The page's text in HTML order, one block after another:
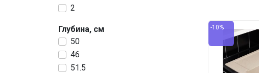
2
Глубина, см
50
46
51.5
-10%